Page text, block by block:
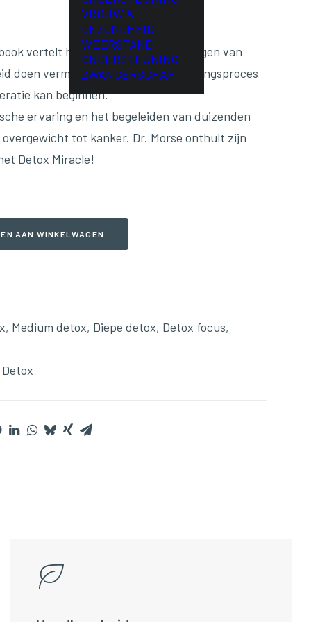
VROUW &
GEZONDHEID
WEERSTAND
ONDERSTEUNING
ZWANGERSCHAP
vertelt hoe je je lichaam kan reinigen van
doen verminderen en hoe je het helingsproces
kan beginnen.
ervaring en het begeleiden van duizenden
tot kanker. Dr. Morse onthult zijn
Detox Miracle!
AAN WINKELWAGEN
, Medium detox, Diepe detox, Detox focus,
Detox